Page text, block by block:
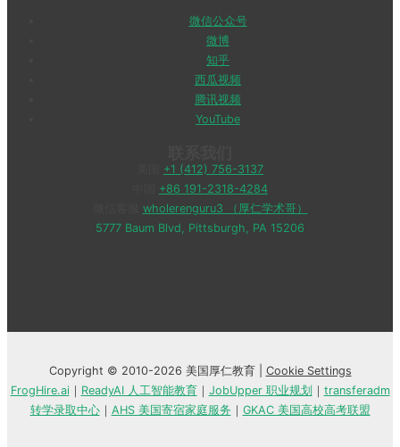
微信公众号
微博
知乎
西瓜视频
腾讯视频
YouTube
+1 (412) 756-3137
+86 191-2318-4284
wholerenguru3 （厚仁学术哥）
5777 Baum Blvd, Pittsburgh, PA 15206
Copyright © 2010-2026 美国厚仁教育 | Cookie Settings
FrogHire.ai｜ ReadyAI 人工智能教育｜ JobUpper 职业规划 ｜ transferadm
转学录取中心｜ AHS 美国寄宿家庭服务 ｜ GKAC 美国高校高考联盟